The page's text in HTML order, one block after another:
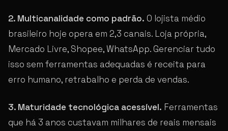
2. Multicanalidade como padrão. O lojista médio
brasileiro hoje opera em 2,3 canais. Loja própria,
Mercado Livre, Shopee, WhatsApp. Gerenciar tudo
isso sem ferramentas adequadas é receita para
erro humano, retrabalho e perda de vendas.
3. Maturidade tecnológica acessível. Ferramentas
que há 3 anos custavam milhares de reais mensais